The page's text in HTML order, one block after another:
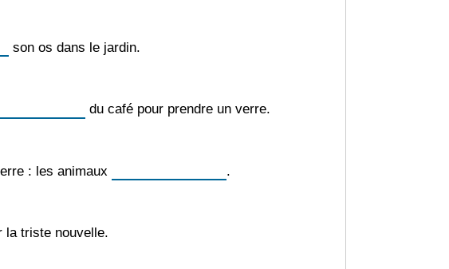
son os dans le jardin.
du café pour prendre un verre.
: les animaux .
la triste nouvelle.